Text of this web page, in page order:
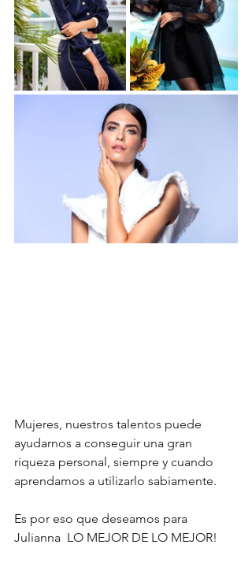
Mujeres, nuestros talentos puede
ayudarnos a conseguir una gran
riqueza personal, siempre y cuando
aprendamos a utilizarlo sabiamente.
Es por eso que deseamos para
Julianna  LO MEJOR DE LO MEJOR!